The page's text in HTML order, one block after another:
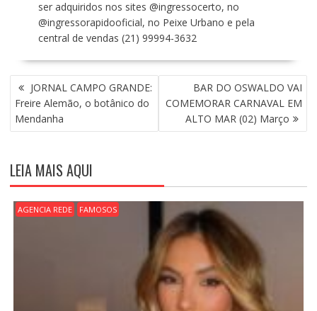
ser adquiridos nos sites @ingressocerto, no
@ingressorapidooficial, no Peixe Urbano e pela
central de vendas (21) 99994-3632
N
A
V
E
A
Ç
Ã
O
D
JORNAL CAMPO GRANDE:
Freire Alemão, o botânico do
Mendanha
BAR DO OSWALDO VAI
COMEMORAR CARNAVAL EM
ALTO MAR (02) Março
LEIA MAIS AQUI
AGENCIA REDE FAMOSOS